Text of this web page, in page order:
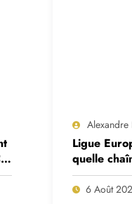
Ligue
quelle
match ?
6 Août